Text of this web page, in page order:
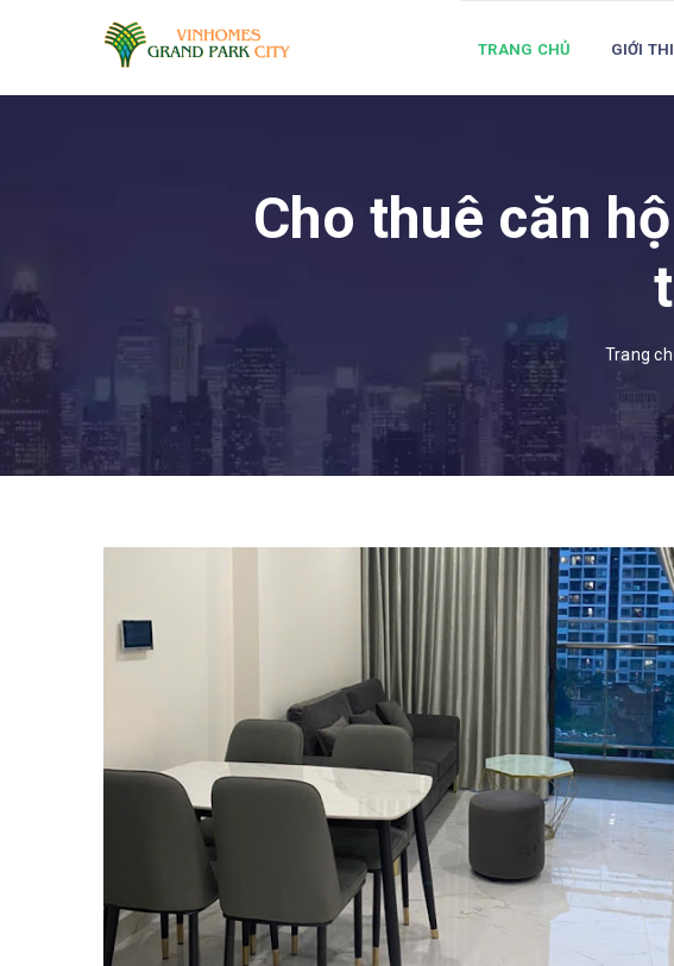
TRANG CHỦ GIỚI
Cho thuê căn
Trang